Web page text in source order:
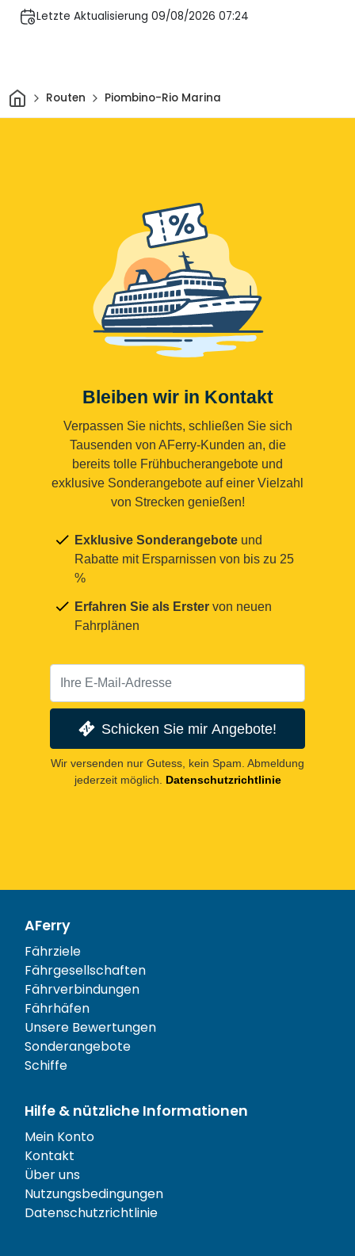
Letzte Aktualisierung 09/08/2026 07:24
HeimRouten Piombino-Rio Marina
Bleiben wir in Kontakt
Verpassen Sie nichts, schließen Sie sich
Tausenden von AFerry-Kunden an, die
bereits tolle Frühbucherangebote und
exklusive Sonderangebote auf einer Vielzahl
von Strecken genießen!
Exklusive Sonderangebote und
Rabatte mit Ersparnissen von bis zu 25
%
Erfahren Sie als Erster von neuen
Fahrplänen
Schicken Sie mir Angebote!
Wir versenden nur Gutess, kein Spam. Abmeldung
jederzeit möglich. Datenschutzrichtlinie
AFerry
Fährziele
Fährgesellschaften
Fährverbindungen
Fährhäfen
Unsere Bewertungen
Sonderangebote
Schiffe
Hilfe & nützliche Informationen
Mein Konto
Kontakt
Über uns
Nutzungsbedingungen
Datenschutzrichtlinie